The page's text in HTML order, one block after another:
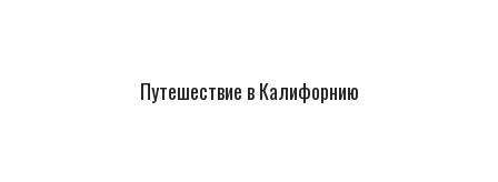
Путешествие в Калифорнию